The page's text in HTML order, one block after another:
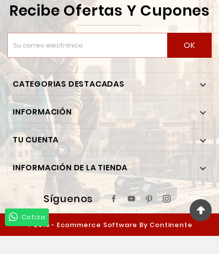
Recibe Ofertas Y Cupones
OK
CATEGORIAS DESTACADAS 
INFORMACIÓN 
TU CUENTA 
INFORMACIÓN DE LA TIENDA 
Síguenos
© 2019 - Ecommerce Software By Continente
Ferretero™
Cotiza